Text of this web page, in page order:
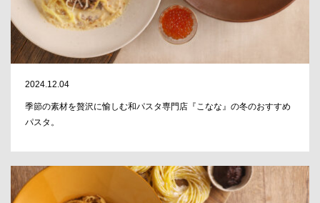
2024.12.04
季節の素材を贅沢に愉しむ和パスタ専門店『こなな』の冬のおすすめ
パスタ。